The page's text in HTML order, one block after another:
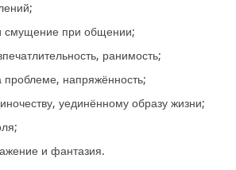
смущение при общении;
ранимость;
проблеме, напряжённость;
уединённому образу жизни;
и фантазия.